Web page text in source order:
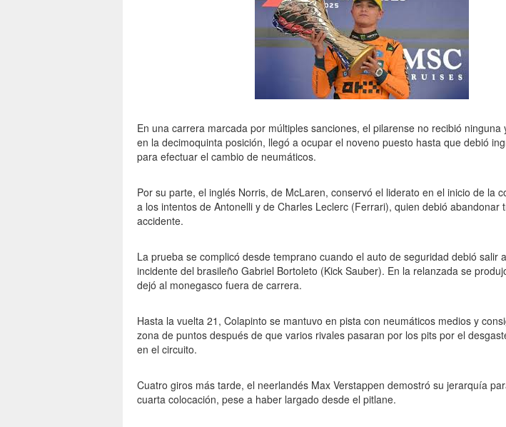
En una carrera marcada por múltiples sanciones, el pilarense no recibió ninguna
en la decimoquinta posición, llegó a ocupar el noveno puesto hasta que debió
para efectuar el cambio de neumáticos.
Por su parte, el inglés Norris, de McLaren, conservó el liderato en el inicio de la
a los intentos de Antonelli y de Charles Leclerc (Ferrari), quien debió abandonar
accidente.
La prueba se complicó desde temprano cuando el auto de seguridad debió salir
incidente del brasileño Gabriel Bortoleto (Kick Sauber). En la relanzada se
dejó al monegasco fuera de carrera.
Hasta la vuelta 21, Colapinto se mantuvo en pista con neumáticos medios y
zona de puntos después de que varios rivales pasaran por los pits por el
en el circuito.
Cuatro giros más tarde, el neerlandés Max Verstappen demostró su jerarquía
cuarta colocación, pese a haber largado desde el pitlane.